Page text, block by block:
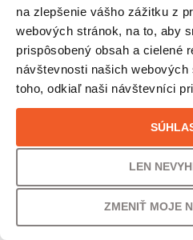
na zlepšenie vášho zážitku z
webových stránok, na to, aby
prispôsobený obsah a cielené
návštevnosti našich webových
toho, odkiaľ naši návštevníci
LEN
ZMENIŤ MOJE
X-BIONIC® ENERGY
VEĽKOSŤ
152,00€
VAŠA CENA